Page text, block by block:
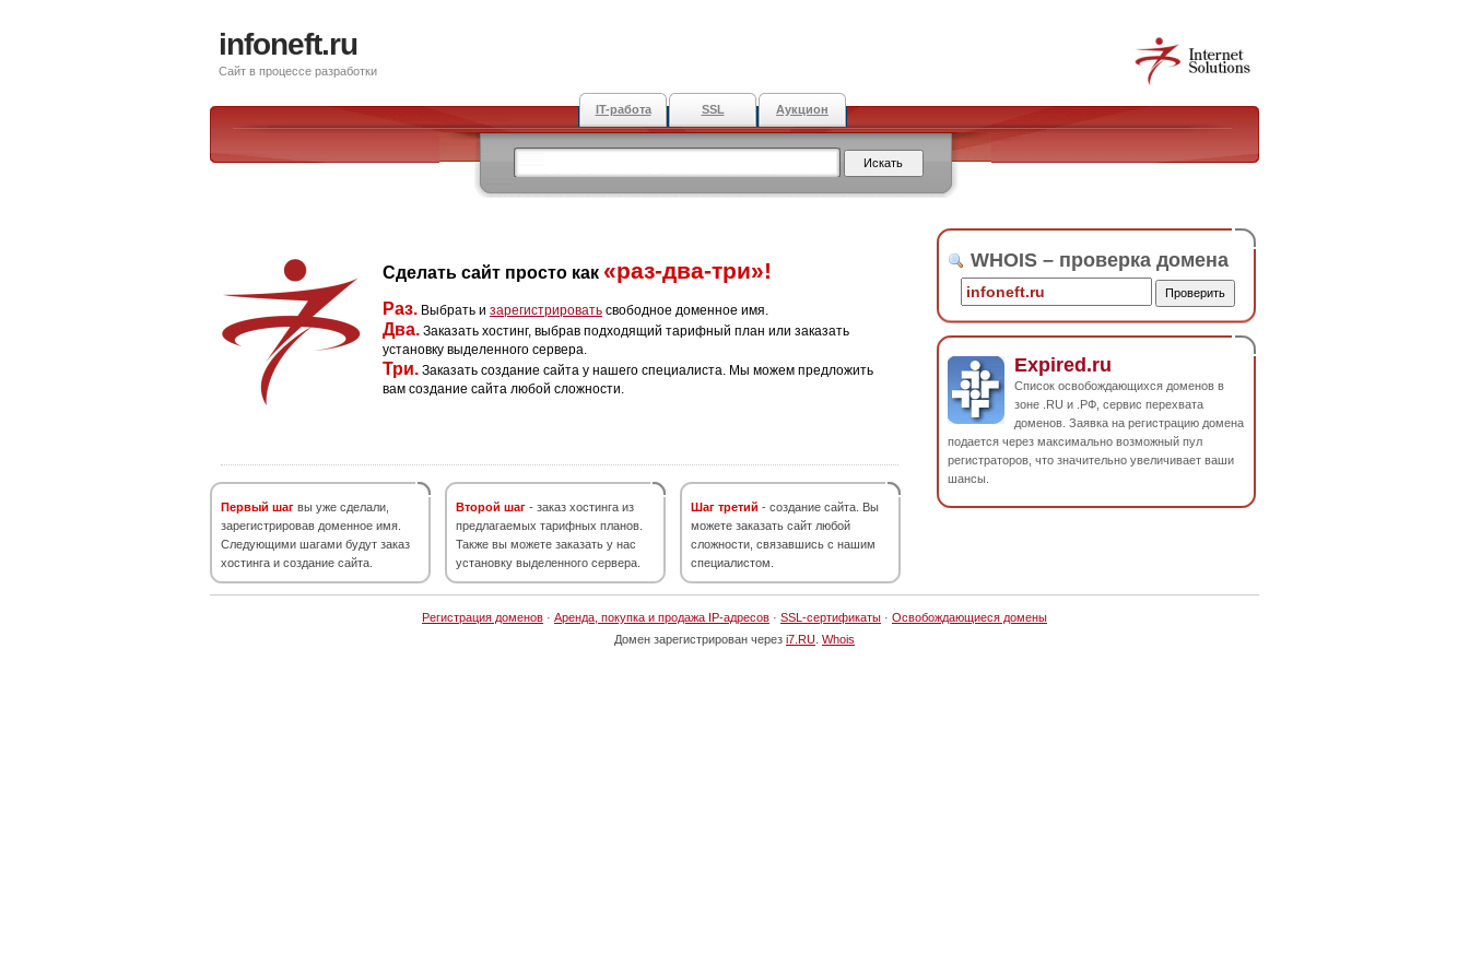
infoneft.ru
Сайт в процессе разработки
IT-работа SSL Аукцион
Сделать сайт просто как «раз-два-три»!
Раз. Выбрать и зарегистрировать свободное доменное имя.
Два. Заказать хостинг, выбрав подходящий тарифный план или заказать
установку выделенного сервера.
Три. Заказать создание сайта у нашего специалиста. Мы можем предложить
вам создание сайта любой сложности.
Первый шаг вы уже сделали,
зарегистрировав доменное имя.
Следующими шагами будут заказ
хостинга и создание сайта.
Второй шаг - заказ хостинга из
предлагаемых тарифных планов.
Также вы можете заказать у нас
установку выделенного сервера.
Шаг третий - создание сайта. Вы
можете заказать сайт любой
сложности, связавшись с нашим
специалистом.
WHOIS – проверка домена
Expired.ru
Список освобождающихся доменов в
зоне .RU и .РФ, сервис перехвата
доменов. Заявка на регистрацию домена
подается через максимально возможный пул
регистраторов, что значительно увеличивает ваши
шансы.
Регистрация доменов · Аренда, покупка и продажа IP-адресов · SSL-сертификаты · Освобождающиеся домены
Домен зарегистрирован через i7.RU Whois